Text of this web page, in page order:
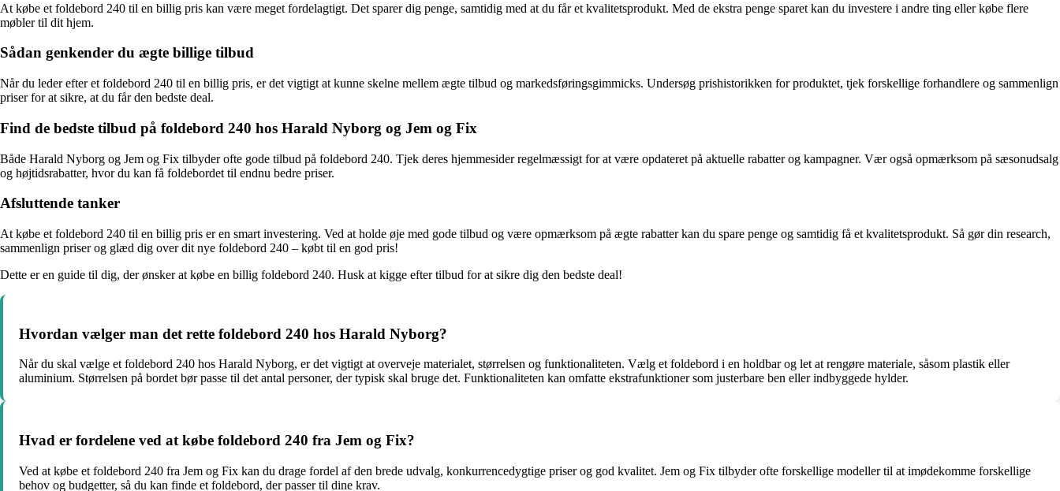
At købe et foldebord 240 til en billig pris kan være meget fordelagtigt. Det sparer dig penge, samtidig med at du får et kvalitetsprodukt. Med de ekstra penge sparet kan du investere i andre ting eller købe flere
møbler til dit hjem.
Sådan genkender du ægte billige tilbud
Når du leder efter et foldebord 240 til en billig pris, er det vigtigt at kunne skelne mellem ægte tilbud og markedsføringsgimmicks. Undersøg prishistorikken for produktet, tjek forskellige forhandlere og sammenlign
priser for at sikre, at du får den bedste deal.
Find de bedste tilbud på foldebord 240 hos Harald Nyborg og Jem og Fix
Både Harald Nyborg og Jem og Fix tilbyder ofte gode tilbud på foldebord 240. Tjek deres hjemmesider regelmæssigt for at være opdateret på aktuelle rabatter og kampagner. Vær også opmærksom på sæsonudsalg
og højtidsrabatter, hvor du kan få foldebordet til endnu bedre priser.
Afsluttende tanker
At købe et foldebord 240 til en billig pris er en smart investering. Ved at holde øje med gode tilbud og være opmærksom på ægte rabatter kan du spare penge og samtidig få et kvalitetsprodukt. Så gør din research,
sammenlign priser og glæd dig over dit nye foldebord 240 – købt til en god pris!
Dette er en guide til dig, der ønsker at købe en billig foldebord 240. Husk at kigge efter tilbud for at sikre dig den bedste deal!
Hvordan vælger man det rette foldebord 240 hos Harald Nyborg?
Når du skal vælge et foldebord 240 hos Harald Nyborg, er det vigtigt at overveje materialet, størrelsen og funktionaliteten. Vælg et foldebord i en holdbar og let at rengøre materiale, såsom plastik eller
aluminium. Størrelsen på bordet bør passe til det antal personer, der typisk skal bruge det. Funktionaliteten kan omfatte ekstrafunktioner som justerbare ben eller indbyggede hylder.
Hvad er fordelene ved at købe foldebord 240 fra Jem og Fix?
Ved at købe et foldebord 240 fra Jem og Fix kan du drage fordel af den brede udvalg, konkurrencedygtige priser og god kvalitet. Jem og Fix tilbyder ofte forskellige modeller til at imødekomme forskellige
behov og budgetter, så du kan finde et foldebord, der passer til dine krav.